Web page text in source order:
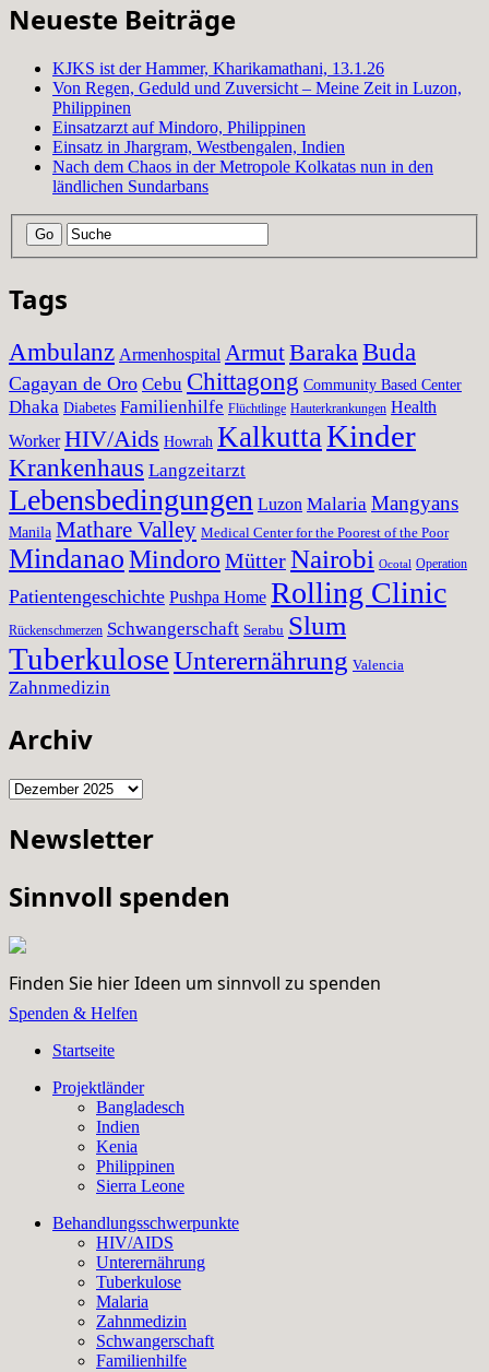
Neueste Beiträge
KJKS ist der Hammer, Kharikamathani, 13.1.26
Von Regen, Geduld und Zuversicht – Meine Zeit in Luzon,
Philippinen
Einsatzarzt auf Mindoro, Philippinen
Einsatz in Jhargram, Westbengalen, Indien
Nach dem Chaos in der Metropole Kolkatas nun in den
ländlichen Sundarbans
Tags
Ambulanz Armenhospital ArmutBaraka Buda
Cagayan de Oro Cebu Chittagong Community Based Center
Dhaka Diabetes Familienhilfe Flüchtlinge Hauterkrankungen Health
Worker HIV/Aids Howrah Kalkutta Kinder
Krankenhaus Langzeitarzt
Lebensbedingungen Luzon Malaria Mangyans
Manila Mathare Valley Medical Center for the Poorest of the Poor
MindanaoMindoro MütterNairobi Ocotal Operation
Patientengeschichte Pushpa Home Rolling Clinic
Rückenschmerzen Schwangerschaft Serabu Slum
TuberkuloseUnterernährung Valencia
Zahnmedizin
Archiv
Archiv
Newsletter
Sinnvoll spenden
Finden Sie hier Ideen um sinnvoll zu spenden
Spenden & Helfen
Startseite
Projektländer
Bangladesch
Indien
Kenia
Philippinen
Sierra Leone
Behandlungsschwerpunkte
HIV/AIDS
Unterernährung
Tuberkulose
Malaria
Zahnmedizin
Schwangerschaft
Familienhilfe